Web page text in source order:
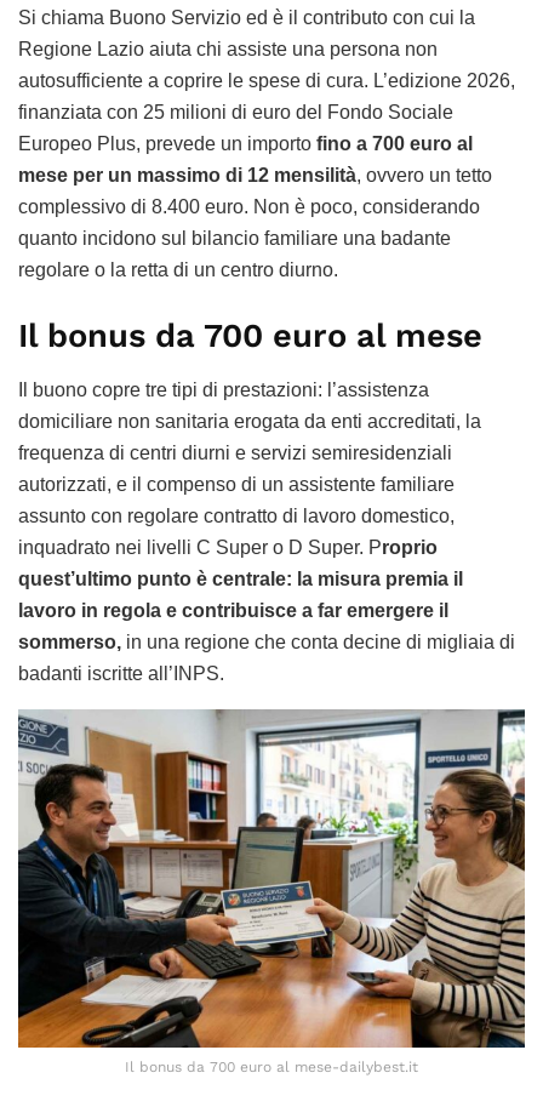
Si chiama Buono Servizio ed è il contributo con cui la
Regione Lazio aiuta chi assiste una persona non
autosufficiente a coprire le spese di cura. L’edizione 2026,
finanziata con 25 milioni di euro del Fondo Sociale
Europeo Plus, prevede un importo fino a 700 euro al
mese per un massimo di 12 mensilità, ovvero un tetto
complessivo di 8.400 euro. Non è poco, considerando
quanto incidono sul bilancio familiare una badante
regolare o la retta di un centro diurno.
Il bonus da 700 euro al mese
Il buono copre tre tipi di prestazioni: l’assistenza
domiciliare non sanitaria erogata da enti accreditati, la
frequenza di centri diurni e servizi semiresidenziali
autorizzati, e il compenso di un assistente familiare
assunto con regolare contratto di lavoro domestico,
inquadrato nei livelli C Super o D Super. Proprio
quest’ultimo punto è centrale: la misura premia il
lavoro in regola e contribuisce a far emergere il
sommerso, in una regione che conta decine di migliaia di
badanti iscritte all’INPS.
Il bonus da 700 euro al mese-dailybest.it